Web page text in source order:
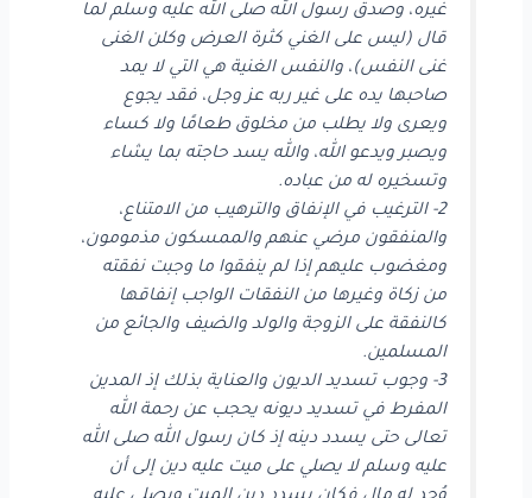
غيره، وصدق رسول الله صلى الله عليه وسلم لما
قال (ليس على الغني كثرة العرض وكلن الغنى
غنى النفس)، والنفس الغنية هي التي لا يمد
صاحبها يده على غير ربه عز وجل، فقد يجوع
ويعرى ولا يطلب من مخلوق طعامًا ولا كساء
ويصبر ويدعو الله، والله يسد حاجته بما يشاء
وتسخيره له من عباده.
2- الترغيب في الإنفاق والترهيب من الامتناع،
والمنفقون مرضي عنهم والممسكون مذمومون،
ومغضوب عليهم إذا لم ينفقوا ما وجبت نفقته
من زكاة وغيرها من النفقات الواجب إنفاقها
كالنفقة على الزوجة والولد والضيف والجائع من
المسلمين.
3- وجوب تسديد الديون والعناية بذلك إذ المدين
المفرط في تسديد ديونه يحجب عن رحمة الله
تعالى حتى يسدد دينه إذ كان رسول الله صلى الله
عليه وسلم لا يصلي على ميت عليه دين إلى أن